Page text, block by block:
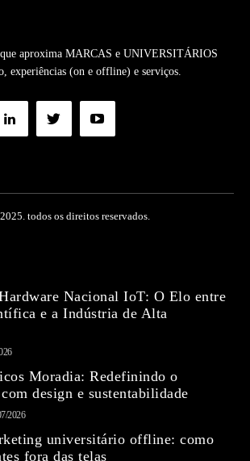
aproxima MARCAS e UNIVERSITÁRIOS
experiências (on e offline) e serviços.
todos os direitos reservados.
Nacional IoT: O Elo entre
e a Indústria de Alta
Moradia: Redefinindo o
design e sustentabilidade
2026
universitário offline: como
fora das telas